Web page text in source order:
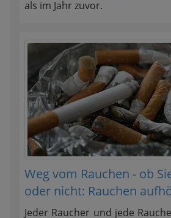
als im Jahr zuvor.
Weg vom Rauchen - ob
oder nicht: Rauchen
Jeder Raucher und jede